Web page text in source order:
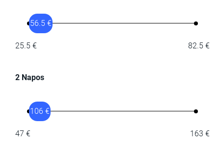
25.5 €
56.5 €
82.5 €
2 Napos
47 €
106 €
163 €